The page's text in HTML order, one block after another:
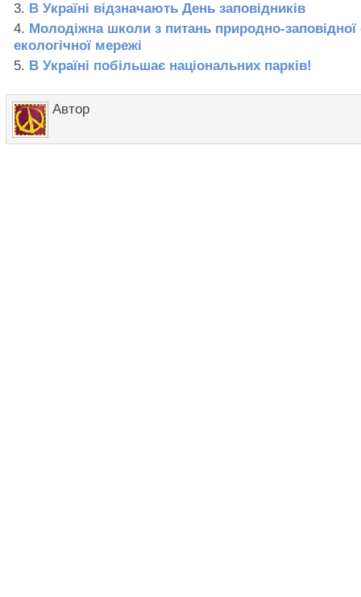
В Україні відзначають День заповідників
Молодіжна школи з питань природно-заповідної
екологічної мережі
В Україні побільшає національних парків!
Автор